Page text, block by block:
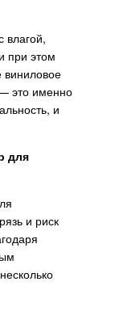
влагой,
при этом
виниловое
это именно
и
для
и риск